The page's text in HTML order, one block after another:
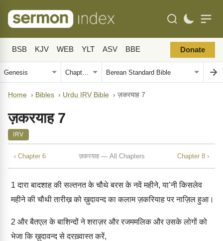
BSB KJV WEB YLT ASV BBE Donate
Home › Bibles › Urdu IRV Bible › ज़करयाह 7
ज़करयाह 7
IRV
‹ Chapter 6 ज़करयाह — All Chapters Chapter 8 ›
1 दारा बादशाह की सल्तनत के चौथे बरस के नवें महीने, या’नी किसलेव
महीने की चौथी तारीख़ को ख़ुदावन्द का कलाम ज़करियाह पर नाज़िल हुआ।
2 और बैतएल के बाशिन्दों ने शराज़र और रजममलिक और उसके लोगों को
भेजा कि ख़ुदावन्द से दरख़्वास्त करें,